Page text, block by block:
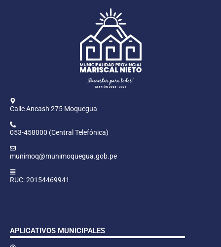
Calle Ancash 275 Moquegua
053-458000 (Central Telefónica)
munimoq@munimoquegua.gob.pe
RUC: 20154469941
APLICATIVOS MUNICIPALES